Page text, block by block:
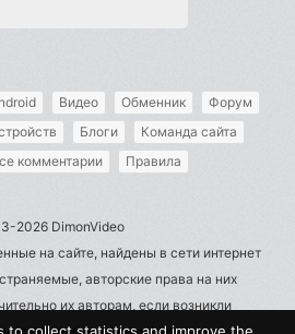
Видео Обменник
Форум
Блоги
Команда сайта
комментарии Правила
2026 DimonVideo
на сайте, найдены в сети интернет
авторские права на них
их авторам, если возникли